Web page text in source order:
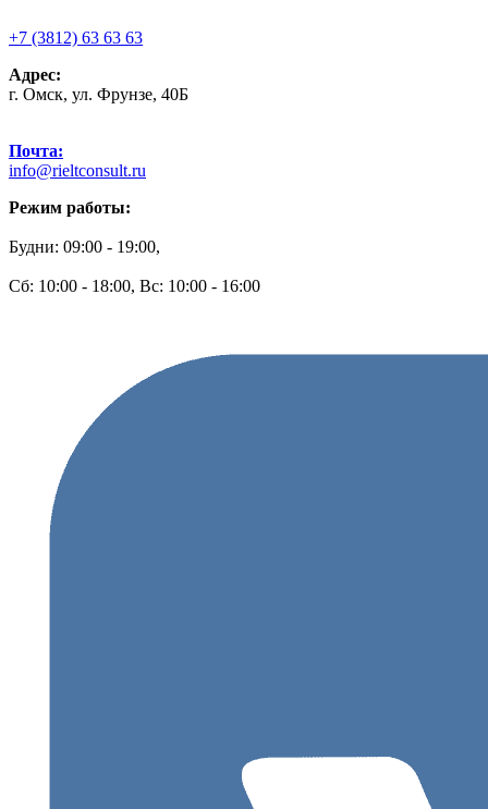
+7 (3812) 63 63 63
Адрес:
г. Омск, ул. Фрунзе, 40Б
Почта:
info@rieltconsult.ru
Режим работы:
Будни: 09:00 - 19:00,
Сб: 10:00 - 18:00, Вс: 10:00 - 16:00